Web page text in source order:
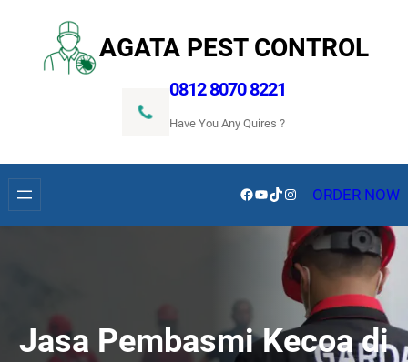
konten
AGATA PEST CONTROL
0812 8070 8221
Have You Any Quires ?
Facebook
YouTube
TikTokInstagram
ORDER NOW
Jasa Pembasmi Kecoa di